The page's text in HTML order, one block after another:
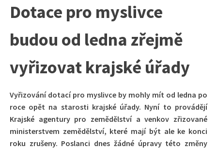
Dotace pro myslivce
budou od ledna zřejmě
vyřizovat krajské úřady
Vyřizování dotací pro myslivce by mohly mít od ledna po
roce opět na starosti krajské úřady. Nyní to provádějí
Krajské agentury pro zemědělství a venkov zřizované
ministerstvem zemědělství, které mají být ale ke konci
roku zrušeny. Poslanci dnes žádné úpravy této změny